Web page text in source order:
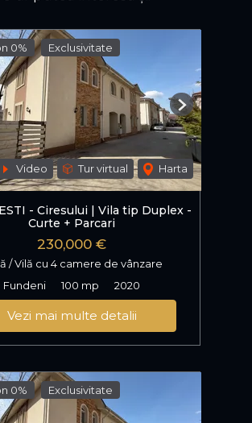
0% Exclusivitate
Video Tur virtual Harta
Next
- Ciresului | Vila tip Duplex -
Curte + Parcari
230,000 €
/ Vilă cu 4 camere de vânzare
Fundeni
100 mp 2020
Vezi mai multe detalii
0% Exclusivitate